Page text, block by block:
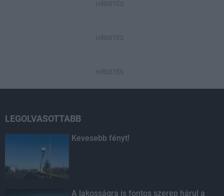
HÍRDETÉS
HÍRDETÉS
HÍRDETÉS
LEGOLVASOTTABB
Kevesebb fényt!
A lakosságra is fontos szerep hárul a